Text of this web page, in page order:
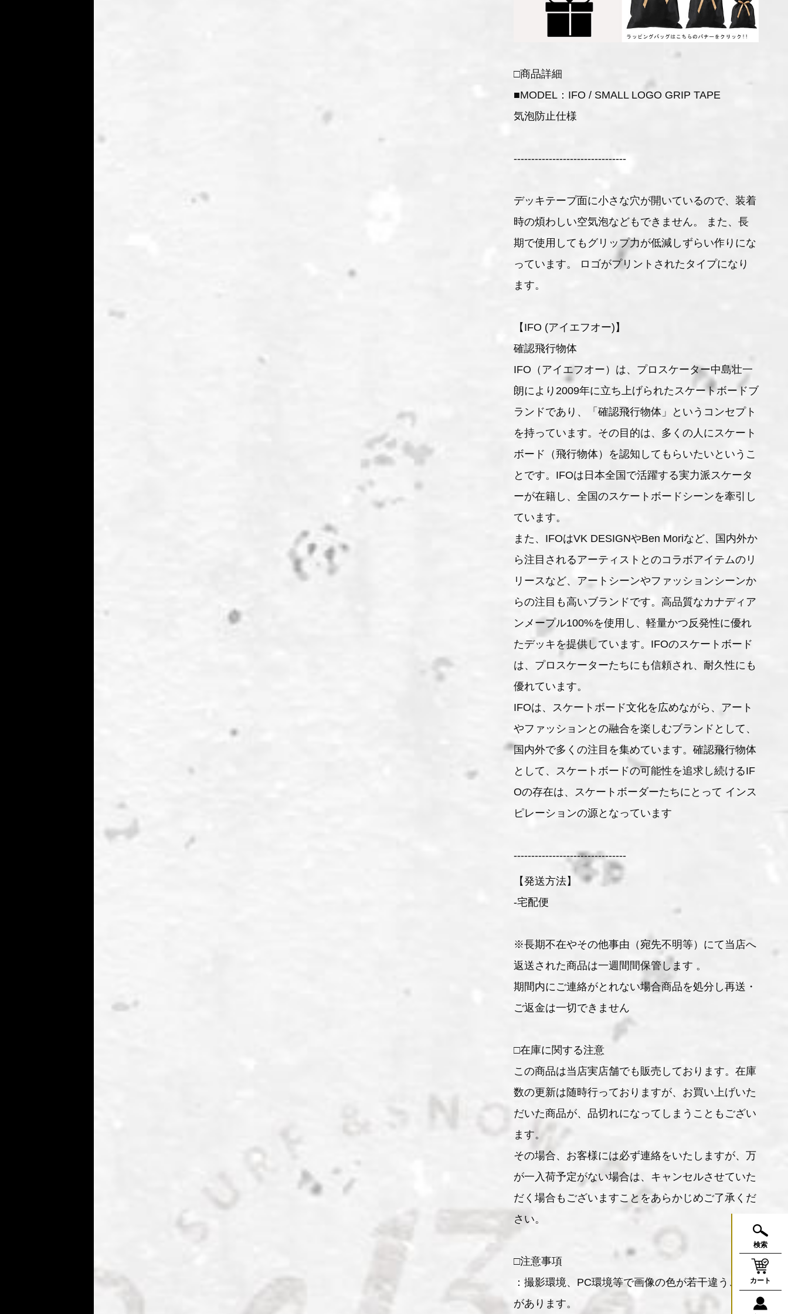
□商品詳細
■MODEL：IFO / SMALL LOGO GRIP TAPE
気泡防止仕様
--------------------------------
デッキテープ面に小さな穴が開いているので、装着
時の煩わしい空気泡などもできません。 また、長
期で使用してもグリップ力が低減しずらい作りにな
っています。 ロゴがプリントされたタイプになり
ます。
【IFO (アイエフオー)】
確認飛行物体
IFO（アイエフオー）は、プロスケーター中島壮一
朗により2009年に立ち上げられたスケートボードブ
ランドであり、「確認飛行物体」というコンセプト
を持っています。その目的は、多くの人にスケート
ボード（飛行物体）を認知してもらいたいというこ
とです。IFOは日本全国で活躍する実力派スケータ
ーが在籍し、全国のスケートボードシーンを牽引し
ています。
また、IFOはVK DESIGNやBen Moriなど、国内外か
ら注目されるアーティストとのコラボアイテムのリ
リースなど、アートシーンやファッションシーンか
らの注目も高いブランドです。高品質なカナディア
ンメープル100%を使用し、軽量かつ反発性に優れ
たデッキを提供しています。IFOのスケートボード
は、プロスケーターたちにも信頼され、耐久性にも
優れています。
IFOは、スケートボード文化を広めながら、アート
やファッションとの融合を楽しむブランドとして、
国内外で多くの注目を集めています。確認飛行物体
として、スケートボードの可能性を追求し続けるIF
Oの存在は、スケートボーダーたちにとって インス
ピレーションの源となっています
--------------------------------
【発送方法】
-宅配便
※長期不在やその他事由（宛先不明等）にて当店へ
返送された商品は一週間間保管します 。
期間内にご連絡がとれない場合商品を処分し再送・
ご返金は一切できません
□在庫に関する注意
この商品は当店実店舗でも販売しております。在庫
数の更新は随時行っておりますが、お買い上げいた
だいた商品が、品切れになってしまうこともござい
ます。
その場合、お客様には必ず連絡をいたしますが、万
が一入荷予定がない場合は、キャンセルさせていた
だく場合もございますことをあらかじめご了承くだ
さい。
□注意事項
：撮影環境、PC環境等で画像の色が若干違うこと
があります。
検索
カート